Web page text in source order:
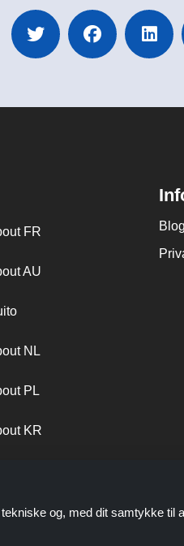
FR
AU
NL
PL
KR
Blog
og, med dit samtykke til